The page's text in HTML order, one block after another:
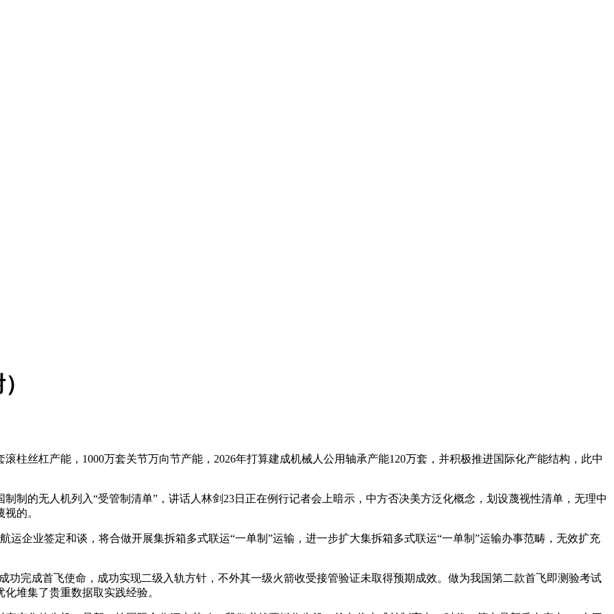
丝杠产能，1000万套关节万向节产能，2026年打算建成机械人公用轴承产能120万套，并积极推进国际化产能结构，此中
的无人机列入“受管制清单”，讲话人林剑23日正在例行记者会上暗示，中方否决美方泛化概念，划设蔑视性清单，无理中
的。
业签定和谈，将合做开展集拆箱多式联运“一单制”运输，进一步扩大集拆箱多式联运“一单制”运输办事范畴，无效扩充
完成首飞使命，成功实现二级入轨方针，不外其一级火箭收受接管验证未取得预期成效。做为我国第二款首飞即测验考试
堆集了贵重数据取实践经验。